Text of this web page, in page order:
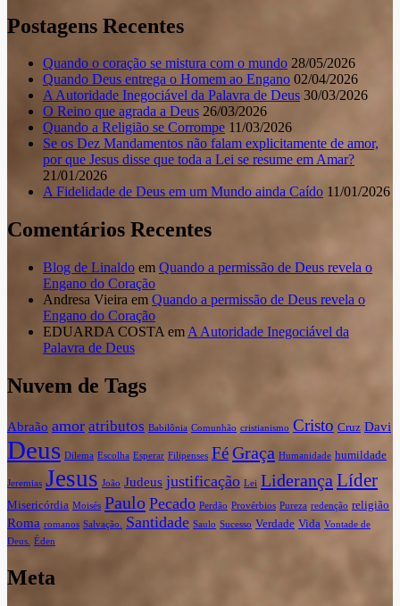
Postagens Recentes
Quando o coração se mistura com o mundo 28/05/2026
Quando Deus entrega o Homem ao Engano 02/04/2026
A Autoridade Inegociável da Palavra de Deus 30/03/2026
O Reino que agrada a Deus 26/03/2026
Quando a Religião se Corrompe 11/03/2026
Se os Dez Mandamentos não falam explicitamente de amor,
por que Jesus disse que toda a Lei se resume em Amar?
21/01/2026
A Fidelidade de Deus em um Mundo ainda Caído 11/01/2026
Comentários Recentes
Blog de Linaldo em Quando a permissão de Deus revela o
Engano do Coração
Andresa Vieira em Quando a permissão de Deus revela o
Engano do Coração
EDUARDA COSTA em A Autoridade Inegociável da
Palavra de Deus
Nuvem de Tags
Abraão amor atributos Babilônia Comunhão cristianismo Cristo Cruz Davi
Deus Dilema Escolha Esperar Filipenses FéGraça Humanidade humildade
Jeremias Jesus João Judeus justificação Lei Liderança Líder
Misericórdia Moisés Paulo Pecado Perdão Provérbios Pureza redenção religião
Roma romanos Salvação. Santidade Saulo Sucesso Verdade Vida Vontade de
Deus.
Éden
Meta